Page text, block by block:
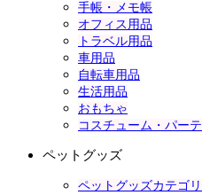
手帳・メモ帳
オフィス用品
トラベル用品
車用品
自転車用品
生活用品
おもちゃ
コスチューム・パー
ペットグッズ
ペットグッズカテゴ